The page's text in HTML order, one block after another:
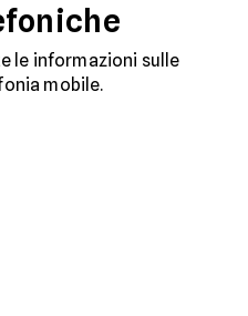
riconoscere i
pericolo e a usare gli
strumenti giusti per
bloccare finalmente
contatti
le informazioni sulle
mobile.